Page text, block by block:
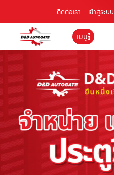
ติดต่อเรา เข้าสู่ระบบ
เมนู